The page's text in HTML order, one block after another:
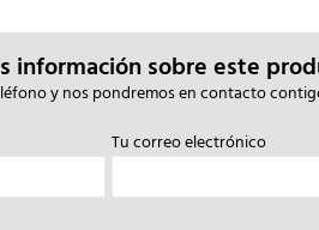
información sobre este
y nos pondremos en contacto
Tu correo electrónico